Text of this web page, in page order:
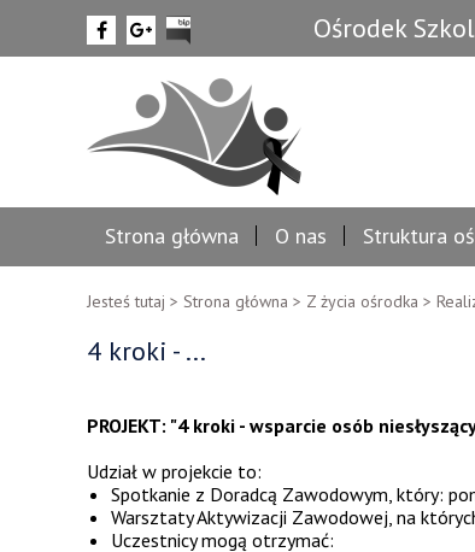
Ośrodek
Strona główna O nas Struktura
Jesteś tutaj > Strona główna > Z życia ośrodka >
4 kroki - ...
PROJEKT: "4 kroki - wsparcie osób
Udział w projekcie to:
Spotkanie z Doradcą Zawodowym, który:
Warsztaty Aktywizacji Zawodowej, na
Uczestnicy mogą otrzymać: